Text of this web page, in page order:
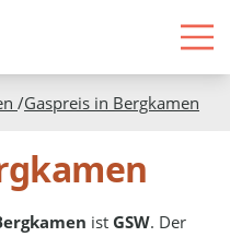
/Gaspreis in Bergkamen
ist GSW. Der